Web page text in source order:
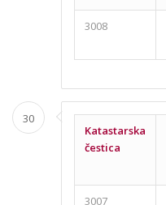
3008
30
Katastarska
čestica
3007